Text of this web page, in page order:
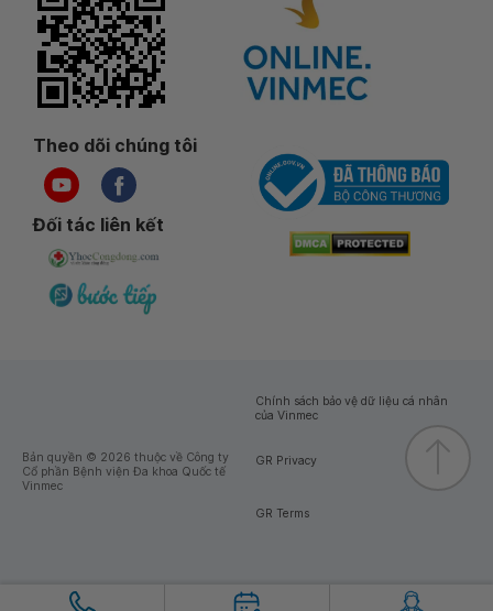
Theo dõi chúng tôi
Đối tác liên kết
Bản quyền © 2026 thuộc về Công ty
Cổ phần Bệnh viện Đa khoa Quốc tế
Vinmec
Chính sách bảo vệ dữ liệu cá nhân
của Vinmec
GR Privacy
GR Terms